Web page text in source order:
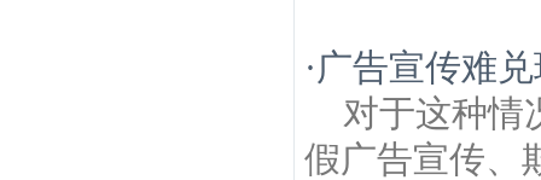
·广告宣传难
对于这种情
假广告宣传